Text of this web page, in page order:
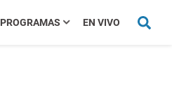
PROGRAMAS EN VIVO